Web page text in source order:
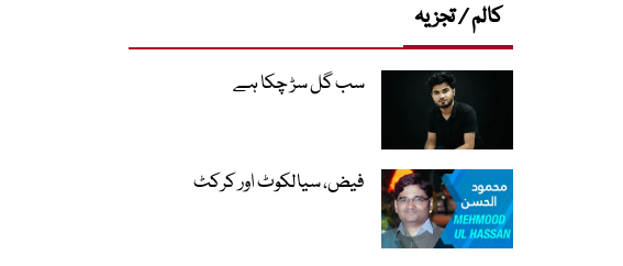
کالم / تجزیہ
سب گل سڑ چکا ہے
فیض، سیالکوٹ اور کرکٹ